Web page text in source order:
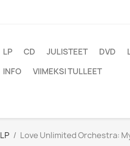
LP CD JULISTEET DVD
INFO
VIIMEKSI TULLEET
LP Love Unlimited Orchestra: